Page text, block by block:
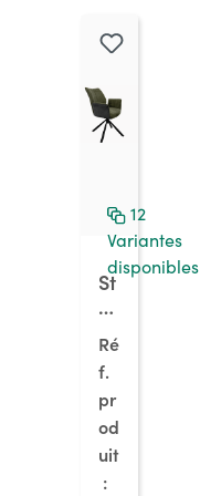
12
Variantes
disponibles
St
el
la
1A
S,
ch
âs
si
s
Ré
f.
pr
od
uit
: